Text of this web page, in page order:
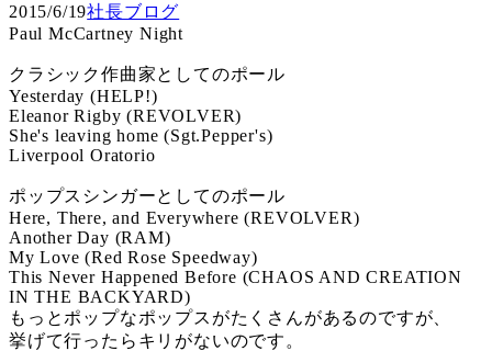
2015/6/19社長ブログ
Paul McCartney Night
クラシック作曲家としてのポール
Yesterday (HELP!)
Eleanor Rigby (REVOLVER)
She's leaving home (Sgt.Pepper's)
Liverpool Oratorio
ポップスシンガーとしてのポール
Here, There, and Everywhere (REVOLVER)
Another Day (RAM)
My Love (Red Rose Speedway)
This Never Happened Before (CHAOS AND CREATION
IN THE BACKYARD)
もっとポップなポップスがたくさんがあるのですが、
挙げて行ったらキリがないのです。